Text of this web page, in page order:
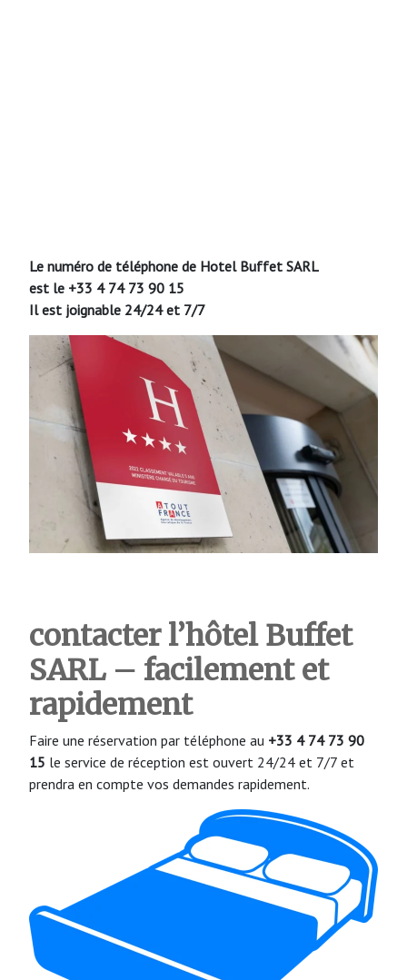
Le numéro de téléphone de Hotel Buffet SARL
est le +33 4 74 73 90 15
Il est joignable 24/24 et 7/7
contacter l’hôtel Buffet
SARL – facilement et
rapidement
Faire une réservation par téléphone au +33 4 74 73 90
15 le service de réception est ouvert 24/24 et 7/7 et
prendra en compte vos demandes rapidement.